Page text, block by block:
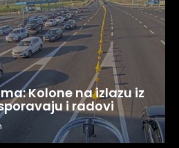
Kolone na izlazu iz
i radovi